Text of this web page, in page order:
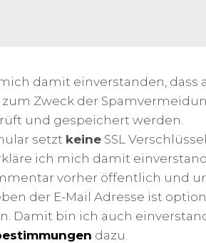
damit einverstanden, dass
Zweck der
und gespeichert werden.
setzt keine SSL
ich mich damit
vorher öffentlich und
der E-Mail Adresse ist
Damit bin ich auch
dazu.